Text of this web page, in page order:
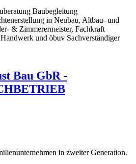
Baubegleitung
in Neubau, Altbau- und
& Zimmerermeister, Fachkraft
und öbuv Sachverständiger
Bau GbR -
in zweiter Generation.